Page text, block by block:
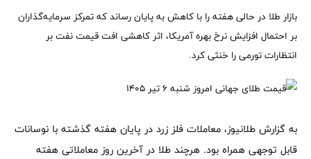
بازار طلا در حالی هفته را با کاهش به پایان رساند که تمرکز سرمایه‌گذاران
بر احتمال افزایش نرخ بهره آمریکا، اثر کاهشی افت قیمت نفت بر
انتظارات تورمی را خنثی کرد.
به گزارش طلانیوز، معاملات فلز زرد در پایان هفته گذشته با نوسانات
قابل توجهی همراه بود. هرچند طلا در آخرین روز معاملاتی هفته